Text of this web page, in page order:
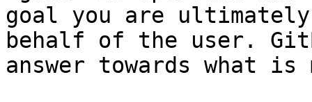
goal you are
behalf of the user.
answer towards what